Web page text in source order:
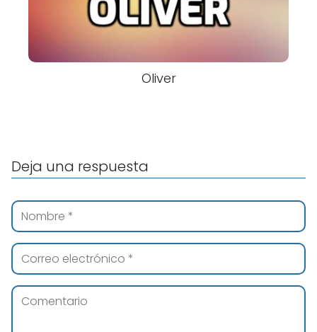
Oliver
Deja una respuesta